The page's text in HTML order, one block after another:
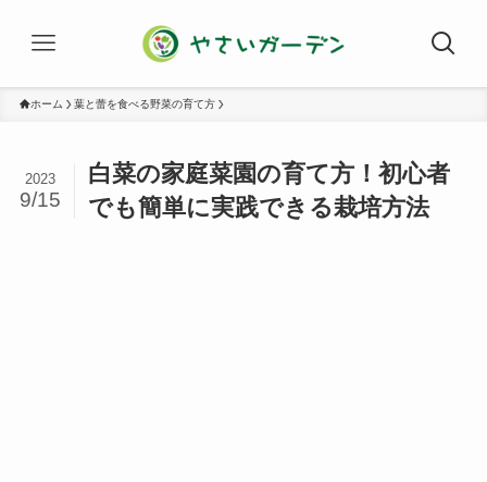
ホーム 葉と蕾を食べる野菜の育て方
白菜の家庭菜園の育て方！初心者
でも簡単に実践できる栽培方法
2023
9/15